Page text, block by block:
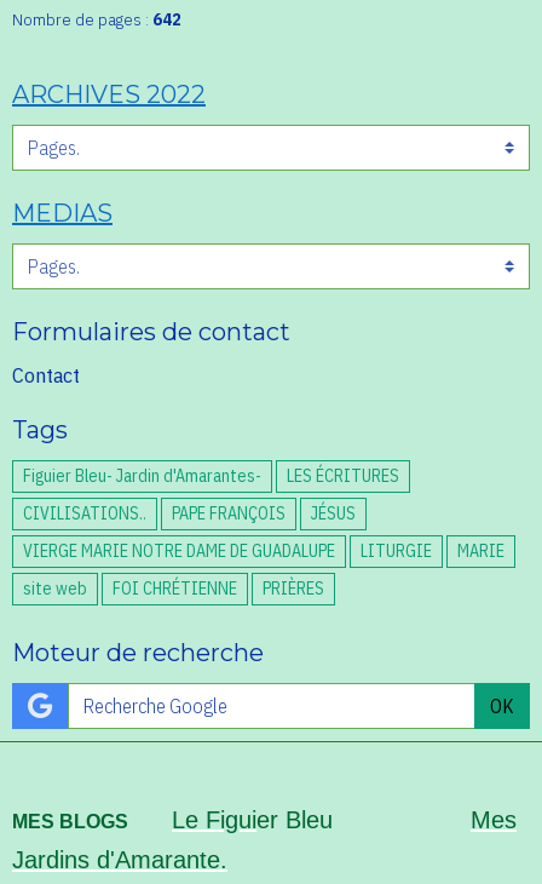
Nombre de pages : 642
ARCHIVES 2022
MEDIAS
Formulaires de contact
Contact
Tags
Figuier Bleu- Jardin d'Amarantes-
LES ÉCRITURES
CIVILISATIONS..
PAPE FRANÇOIS
JÉSUS
VIERGE MARIE NOTRE DAME DE GUADALUPE
LITURGIE
MARIE
site web
FOI CHRÉTIENNE PRIÈRES
Moteur de recherche
OK
MES BLOGS Le Figuier Bleu
Mes
Jardins d'Amarante.